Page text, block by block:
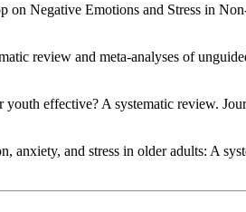
Negative Emotions and Stress in
review and meta-analyses of
effective? A systematic review.
and stress in older adults: A